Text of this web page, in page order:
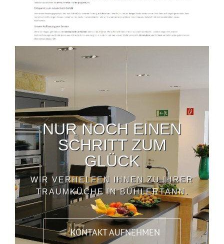
NUR NOCH EINEN
SCHRITT ZUM
GLÜCK
WIR VERHELFEN IHNEN ZU IHRER
TRAUMKÜCHE IN BÜHLERTANN.
KONTAKT AUFNEHMEN